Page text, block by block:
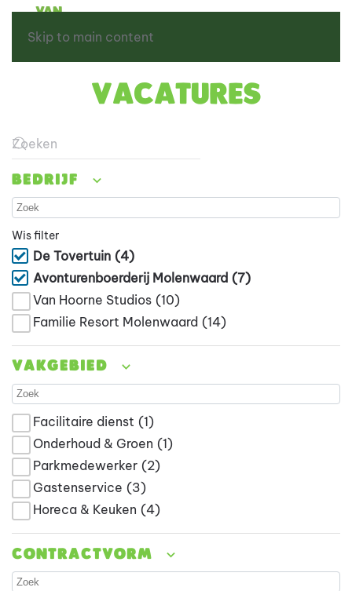
Skip to main content
Vacatures
Bedrijf
Wis filter
De Tovertuin (4)
Avonturenboerderij Molenwaard (7)
Van Hoorne Studios (10)
Familie Resort Molenwaard (14)
Vakgebied
Facilitaire dienst (1)
Onderhoud & Groen (1)
Parkmedewerker (2)
Gastenservice (3)
Horeca & Keuken (4)
Contractvorm